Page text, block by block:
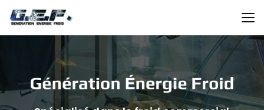
au
contenu
principal